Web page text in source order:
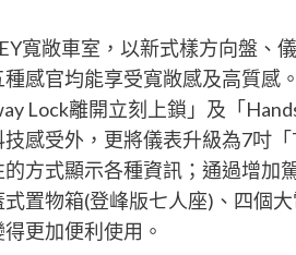
寬敞車室，以新式樣方向盤
感官均能享受寬敞感及高質感
Lock離開立刻上鎖」及「
感受外，更將儀表升級為7吋
方式顯示各種資訊；通過增加
式置物箱(登峰版七人座)、四個
更加便利使用。